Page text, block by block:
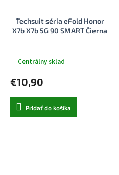
Techsuit séria eFold Honor
X7b X7b 5G 90 SMART Čierna
Centrálny sklad
€10,90
Pridať do košíka